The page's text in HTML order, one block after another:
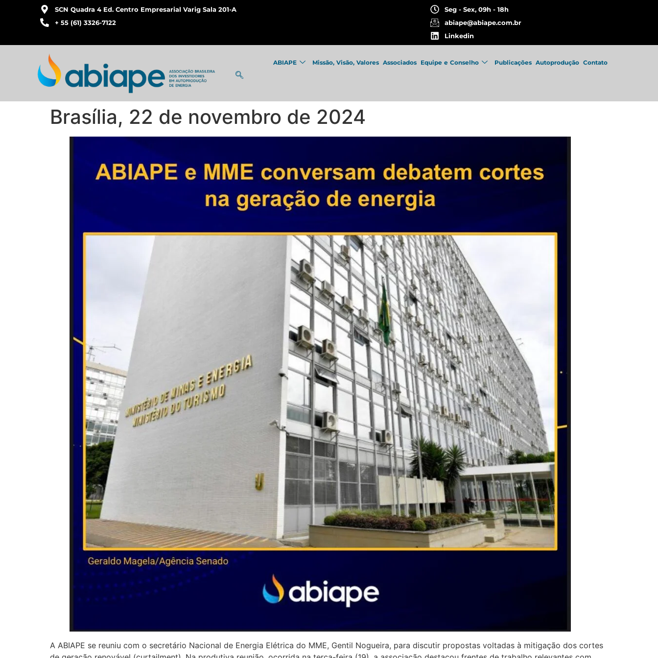
SCN Quadra 4 Ed. Centro Empresarial Varig Sala 201-A
+ 55 (61) 3326-7122
Seg - Sex, 09h - 18h
abiape@abiape.com.br
Linkedin
ABIAPE Missão, Visão, Valores Associados Equipe e Conselho Publicações Autoprodução Contato
Brasília, 22 de novembro de 2024
A ABIAPE se reuniu com o secretário Nacional de Energia Elétrica do MME, Gentil Nogueira, para discutir propostas voltadas à mitigação dos cortes